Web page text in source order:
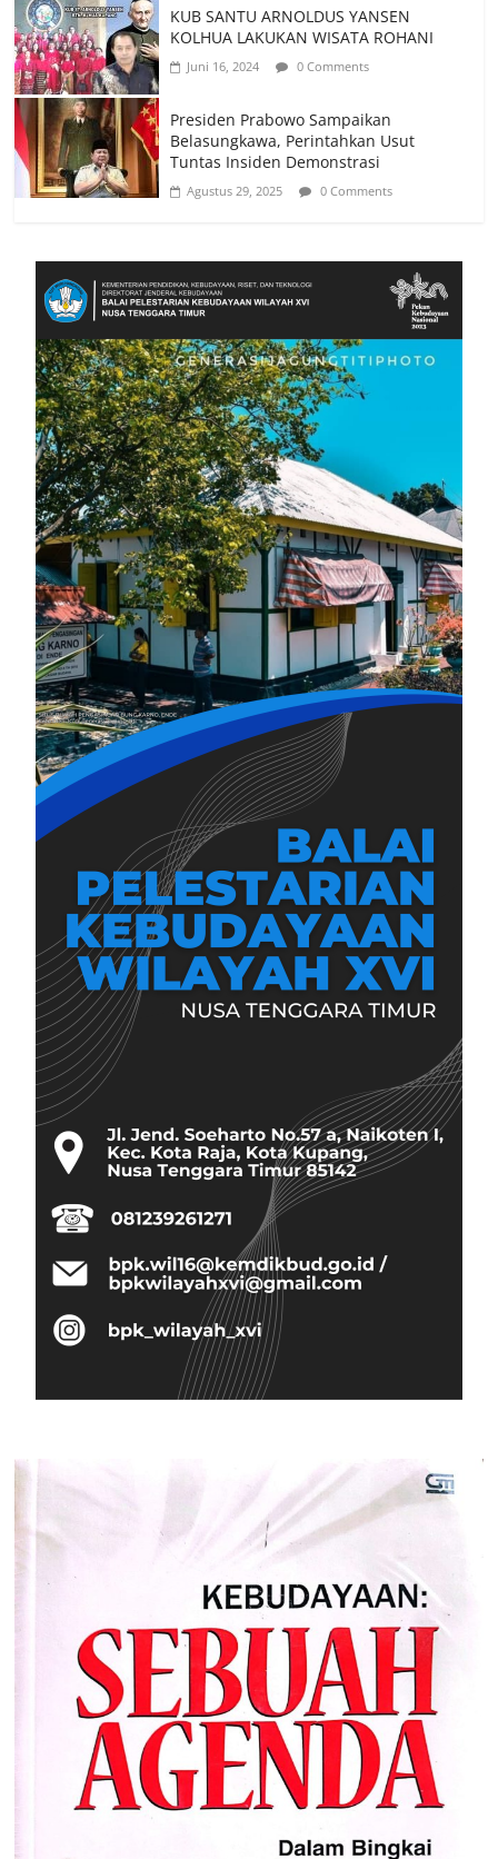
KUB SANTU ARNOLDUS YANSEN
KOLHUA LAKUKAN WISATA ROHANI
Juni 16, 2024 0 Comments
Presiden Prabowo Sampaikan
Belasungkawa, Perintahkan Usut
Tuntas Insiden Demonstrasi
Agustus 29, 2025 0 Comments